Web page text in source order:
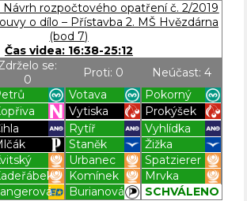
Návrh rozpočtového opatření č. 2/2019
o dílo – Přístavba 2. MŠ Hvězdárna
(bod 7)
Čas videa: 16:38-25:12
se:
0
Proti: 0
Neúčast: 4
Votava
Pokorný
Vytiska
Prokýšek
Rytíř
Vyhlídka
Staněk
Žižka
Urbanec
Spatzierer
Komínek
Mrvka
Burianová
SCHVÁLENO